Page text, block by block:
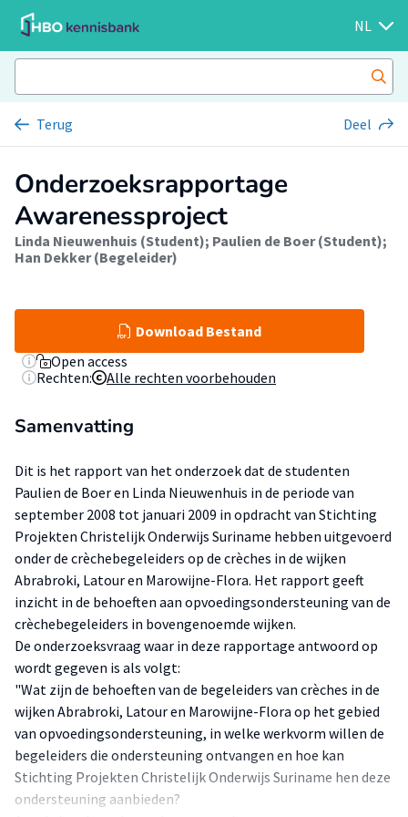
NL
Terug Deel
Onderzoeksrapportage
Awarenessproject
Linda Nieuwenhuis (Student); Paulien de Boer (Student);
Han Dekker (Begeleider)
Download Bestand
Open access
Rechten:
Alle rechten voorbehouden
Samenvatting
Dit is het rapport van het onderzoek dat de studenten
Paulien de Boer en Linda Nieuwenhuis in de periode van
september 2008 tot januari 2009 in opdracht van Stichting
Projekten Christelijk Onderwijs Suriname hebben uitgevoerd
onder de crèchebegeleiders op de crèches in de wijken
Abrabroki, Latour en Marowijne-Flora. Het rapport geeft
inzicht in de behoeften aan opvoedingsondersteuning van de
crèchebegeleiders in bovengenoemde wijken.
De onderzoeksvraag waar in deze rapportage antwoord op
wordt gegeven is als volgt:
"Wat zijn de behoeften van de begeleiders van crèches in de
wijken Abrabroki, Latour en Marowijne-Flora op het gebied
van opvoedingsondersteuning, in welke werkvorm willen de
begeleiders die ondersteuning ontvangen en hoe kan
Stichting Projekten Christelijk Onderwijs Suriname hen deze
ondersteuning aanbieden?